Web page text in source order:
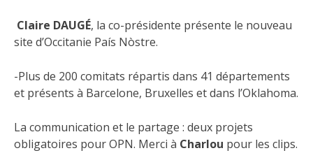
Claire DAUGÉ, la co-présidente présente le nouveau
site d’Occitanie País Nòstre.
-Plus de 200 comitats répartis dans 41 départements
et présents à Barcelone, Bruxelles et dans l’Oklahoma.
La communication et le partage : deux projets
obligatoires pour OPN. Merci à Charlou pour les clips.